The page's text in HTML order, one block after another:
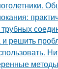
и решить